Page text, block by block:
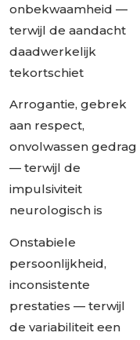
onbekwaamheid —
terwijl de aandacht
daadwerkelijk
tekortschiet
Arrogantie, gebrek
aan respect,
onvolwassen gedrag
— terwijl de
impulsiviteit
neurologisch is
Onstabiele
persoonlijkheid,
inconsistente
prestaties — terwijl
de variabiliteit een